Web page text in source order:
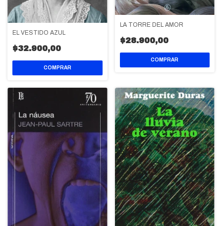
EL VESTIDO AZUL
$32.900,00
LA TORRE DEL AMOR
$28.900,00